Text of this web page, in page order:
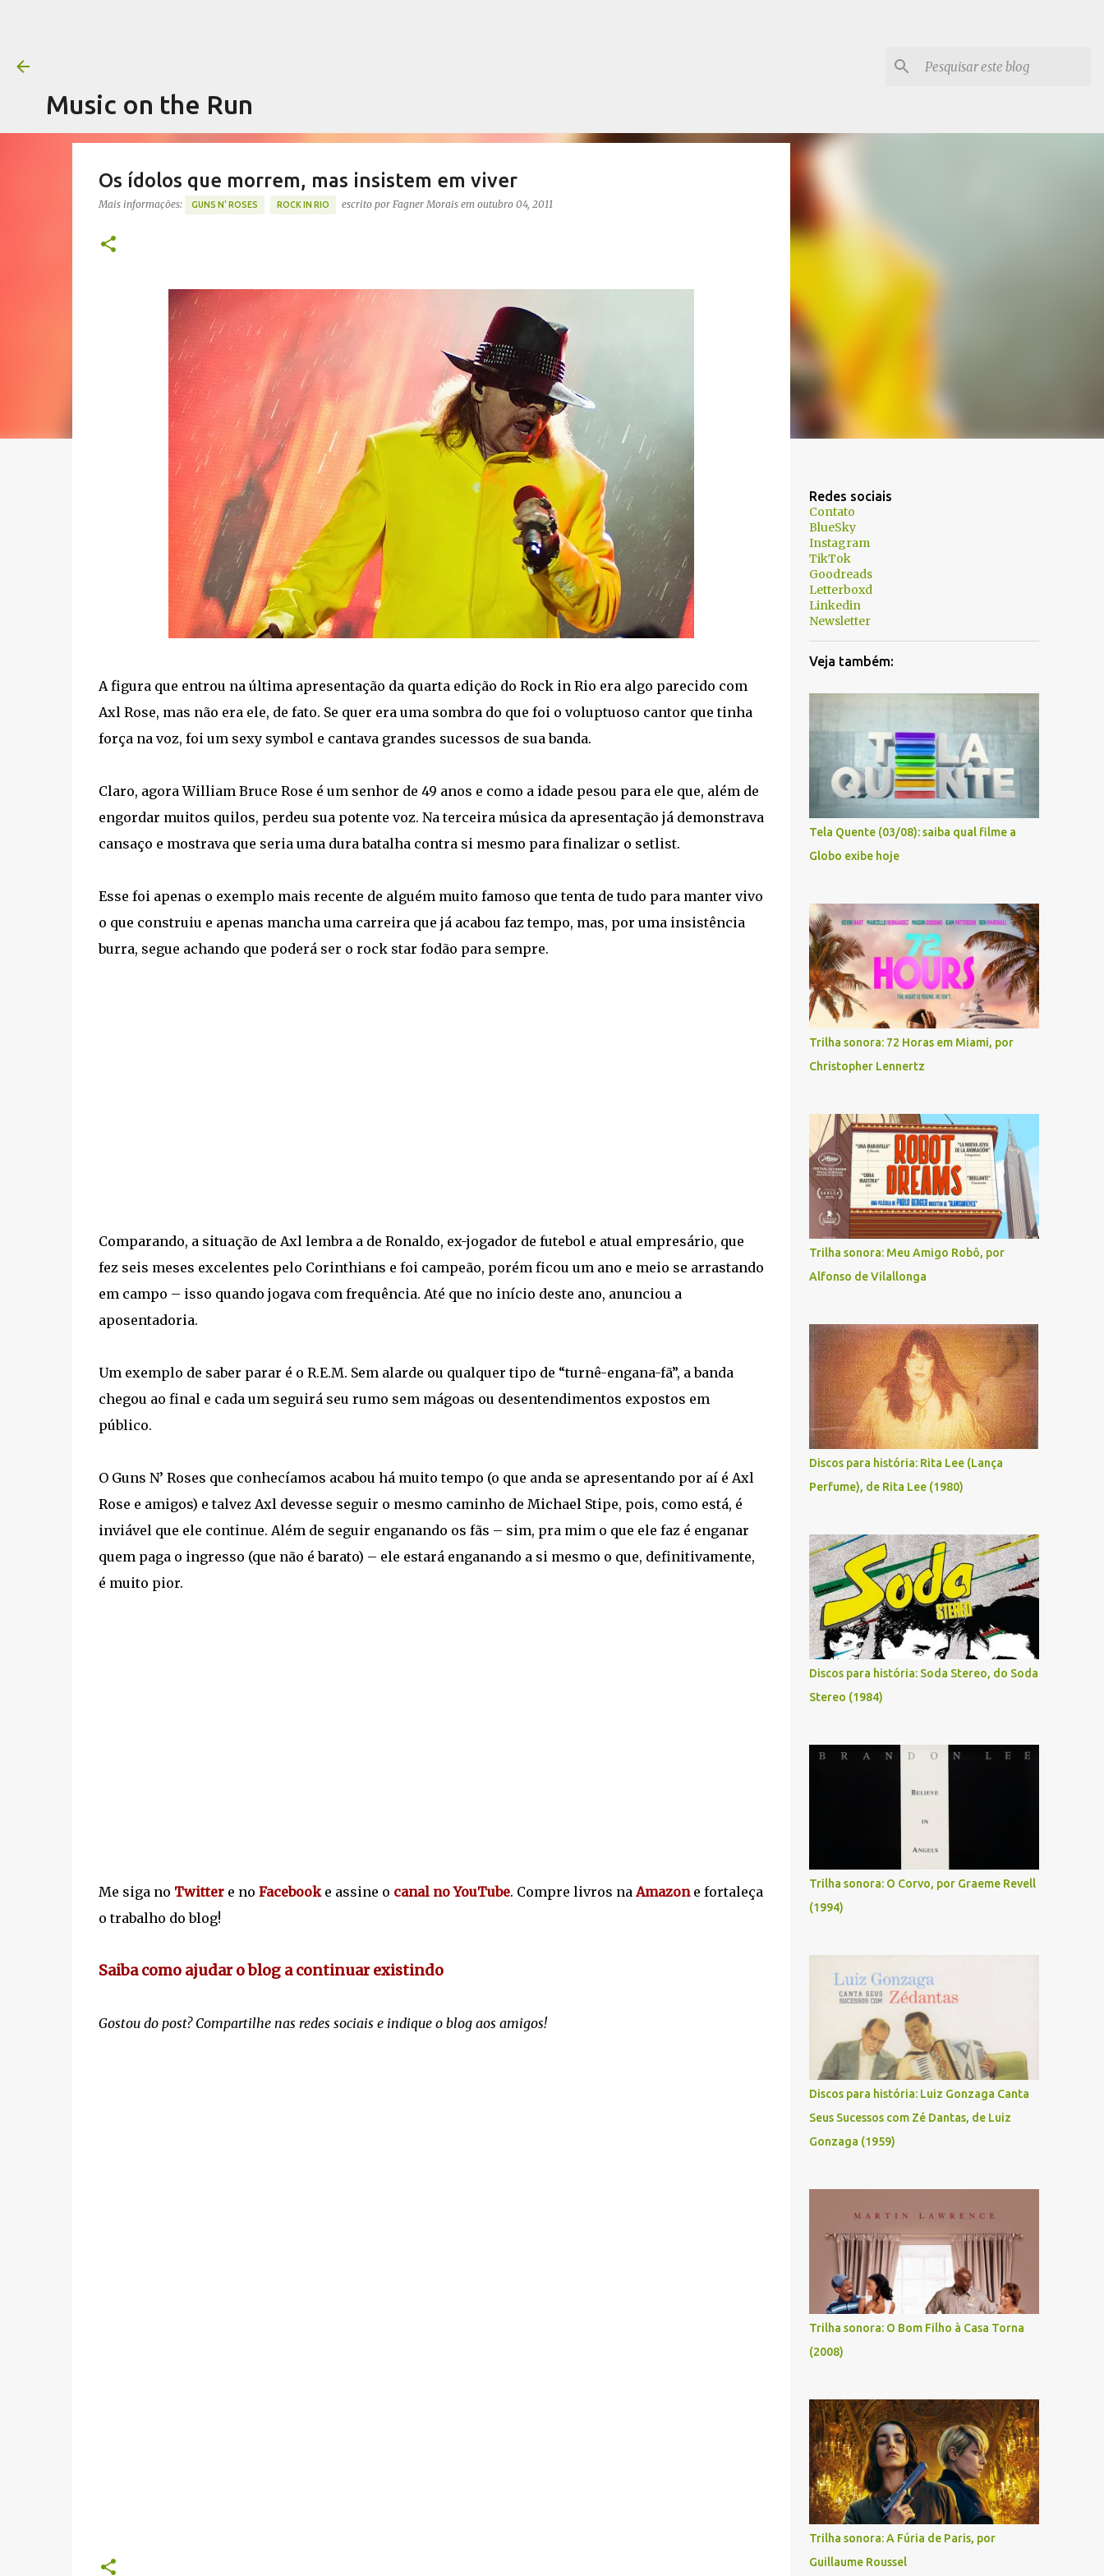
Music on the Run
Os ídolos que morrem, mas insistem em viver
Mais informações: GUNS N' ROSES ROCK IN RIO escrito por Fagner Morais em outubro 04, 2011
A figura que entrou na última apresentação da quarta edição do Rock in Rio era algo parecido com
Axl Rose, mas não era ele, de fato. Se quer era uma sombra do que foi o voluptuoso cantor que tinha
força na voz, foi um sexy symbol e cantava grandes sucessos de sua banda.
Claro, agora William Bruce Rose é um senhor de 49 anos e como a idade pesou para ele que, além de
engordar muitos quilos, perdeu sua potente voz. Na terceira música da apresentação já demonstrava
cansaço e mostrava que seria uma dura batalha contra si mesmo para finalizar o setlist.
Esse foi apenas o exemplo mais recente de alguém muito famoso que tenta de tudo para manter vivo
o que construiu e apenas mancha uma carreira que já acabou faz tempo, mas, por uma insistência
burra, segue achando que poderá ser o rock star fodão para sempre.
Comparando, a situação de Axl lembra a de Ronaldo, ex-jogador de futebol e atual empresário, que
fez seis meses excelentes pelo Corinthians e foi campeão, porém ficou um ano e meio se arrastando
em campo – isso quando jogava com frequência. Até que no início deste ano, anunciou a
aposentadoria.
Um exemplo de saber parar é o R.E.M. Sem alarde ou qualquer tipo de “turnê-engana-fã”, a banda
chegou ao final e cada um seguirá seu rumo sem mágoas ou desentendimentos expostos em
público.
O Guns N’ Roses que conhecíamos acabou há muito tempo (o que anda se apresentando por aí é Axl
Rose e amigos) e talvez Axl devesse seguir o mesmo caminho de Michael Stipe, pois, como está, é
inviável que ele continue. Além de seguir enganando os fãs – sim, pra mim o que ele faz é enganar
quem paga o ingresso (que não é barato) – ele estará enganando a si mesmo o que, definitivamente,
é muito pior.
Me siga no Twittere no Facebooke assine o canal no YouTube. Compre livros naAmazone fortaleça
o trabalho do blog!
Saiba como ajudar o blog a continuar existindo
Gostou do post? Compartilhe nas redes sociais e indique o blog aos amigos!
Redes sociais
Contato
BlueSky
Instagram
TikTok
Goodreads
Letterboxd
Linkedin
Newsletter
Veja também:
Tela Quente (03/08): saiba qual filme a
Globo exibe hoje
Trilha sonora: 72 Horas em Miami, por
Christopher Lennertz
Trilha sonora: Meu Amigo Robô, por
Alfonso de Vilallonga
Discos para história: Rita Lee (Lança
Perfume), de Rita Lee (1980)
Discos para história: Soda Stereo, do Soda
Stereo (1984)
Trilha sonora: O Corvo, por Graeme Revell
(1994)
Discos para história: Luiz Gonzaga Canta
Seus Sucessos com Zé Dantas, de Luiz
Gonzaga (1959)
Trilha sonora: O Bom Filho à Casa Torna
(2008)
Trilha sonora: A Fúria de Paris, por
Guillaume Roussel